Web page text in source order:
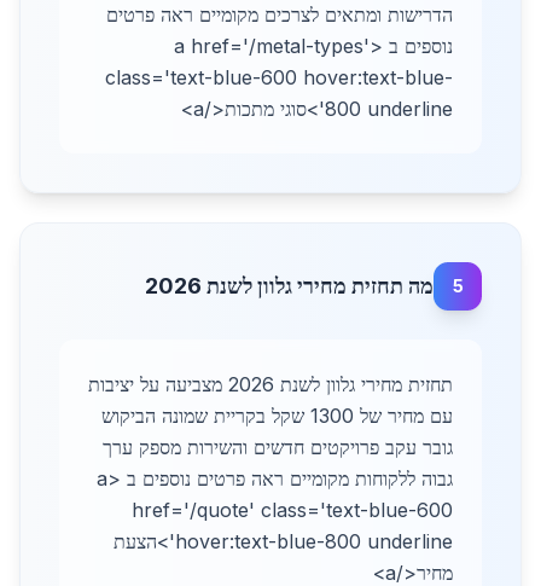
הדרישות ומתאים לצרכים מקומיים ראה פרטים
נוספים ב <a href='/metal-types'
class='text-blue-600 hover:text-blue-
800 underline'>סוגי מתכות</a>
5 מה תחזית מחירי גלוון לשנת 2026
תחזית מחירי גלוון לשנת 2026 מצביעה על יציבות
עם מחיר של 1300 שקל בקריית שמונה הביקוש
גובר עקב פרויקטים חדשים והשירות מספק ערך
גבוה ללקוחות מקומיים ראה פרטים נוספים ב <a
href='/quote' class='text-blue-600
hover:text-blue-800 underline'>הצעת
מחיר</a>